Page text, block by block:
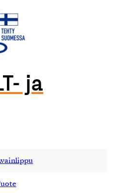
ja